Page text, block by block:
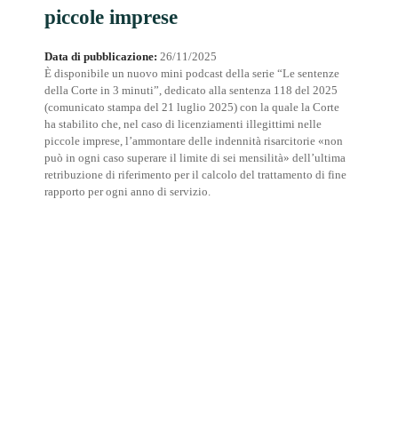
piccole imprese
Data di pubblicazione:26/11/2025
È disponibile un nuovo mini podcast della serie “Le sentenze
della Corte in 3 minuti”, dedicato alla sentenza 118 del 2025
(comunicato stampa del 21 luglio 2025) con la quale la Corte
ha stabilito che, nel caso di licenziamenti illegittimi nelle
piccole imprese, l’ammontare delle indennità risarcitorie «non
può in ogni caso superare il limite di sei mensilità» dell’ultima
retribuzione di riferimento per il calcolo del trattamento di fine
rapporto per ogni anno di servizio.